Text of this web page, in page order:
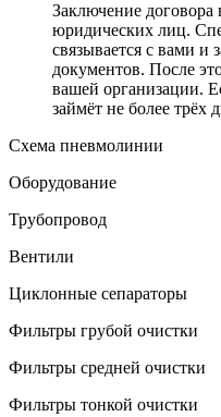
Заключение договора
юридических лиц.
связывается с вами и
документов. После
вашей организации.
займёт не более трёх
Схема пневмолинии
Оборудование
Трубопровод
Вентили
Циклонные сепараторы
Фильтры грубой очистки
Фильтры средней очистки
Фильтры тонкой очистки